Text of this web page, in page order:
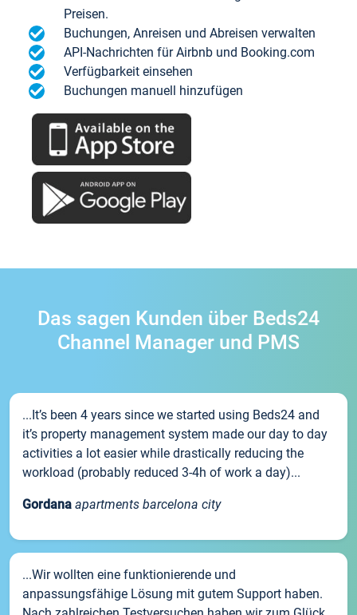
Preisen.
Buchungen, Anreisen und Abreisen verwalten
API-Nachrichten für Airbnb und Booking.com
Verfügbarkeit einsehen
Buchungen manuell hinzufügen
Das sagen Kunden über Beds24
Channel Manager und PMS
...It’s been 4 years since we started using Beds24 and
it’s property management system made our day to day
activities a lot easier while drastically reducing the
workload (probably reduced 3-4h of work a day)...
Gordana apartments barcelona city
...Wir wollten eine funktionierende und
anpassungsfähige Lösung mit gutem Support haben.